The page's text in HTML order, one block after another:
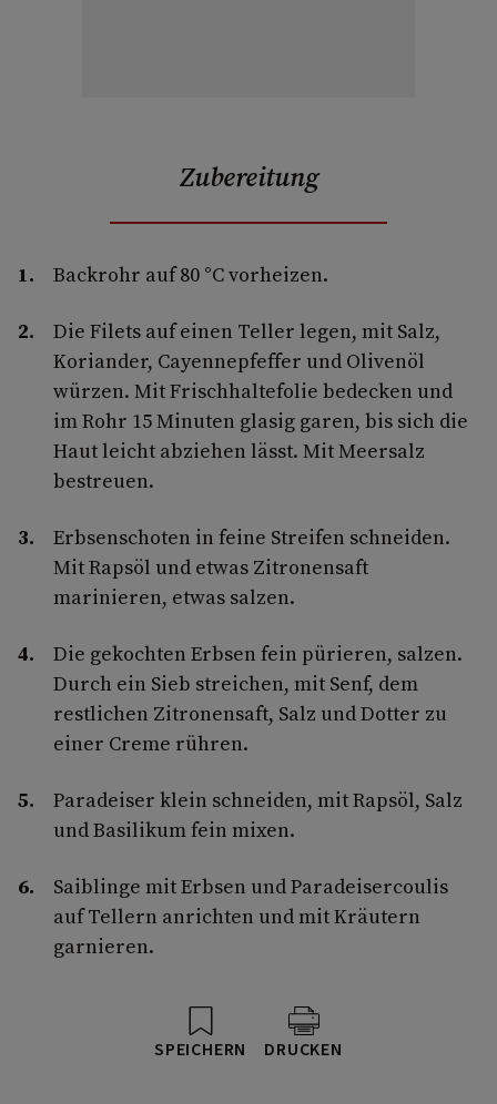
Zubereitung
Backrohr auf 80 °C vorheizen.
Die Filets auf einen Teller legen, mit Salz,
Koriander, Cayennepfeffer und Olivenöl
würzen. Mit Frischhaltefolie bedecken und
im Rohr 15 Minuten glasig garen, bis sich die
Haut leicht abziehen lässt. Mit Meersalz
bestreuen.
Erbsenschoten in feine Streifen schneiden.
Mit Rapsöl und etwas Zitronensaft
marinieren, etwas salzen.
Die gekochten Erbsen fein pürieren, salzen.
Durch ein Sieb streichen, mit Senf, dem
restlichen Zitronensaft, Salz und Dotter zu
einer Creme rühren.
Paradeiser klein schneiden, mit Rapsöl, Salz
und Basilikum fein mixen.
Saiblinge mit Erbsen und Paradeisercoulis
auf Tellern anrichten und mit Kräutern
garnieren.
SPEICHERN DRUCKEN